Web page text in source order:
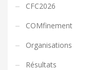
CFC2026
COMfinement
Organisations
Résultats